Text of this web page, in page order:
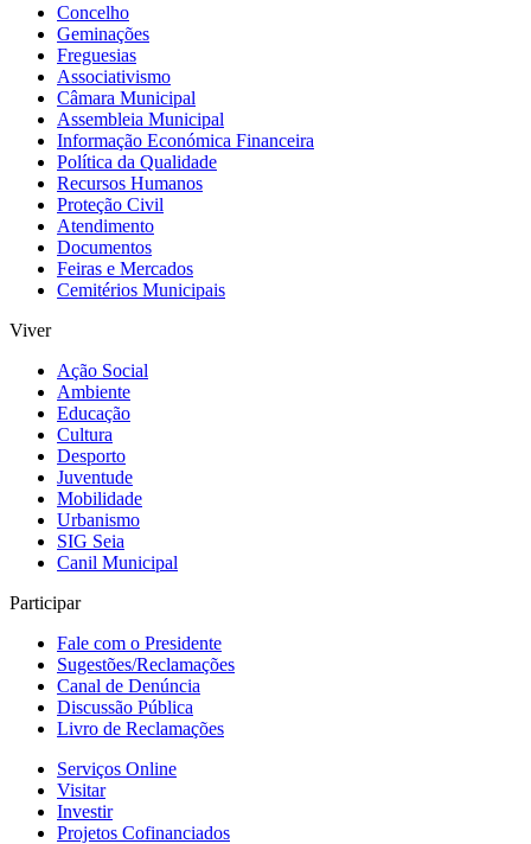
Concelho
Geminações
Freguesias
Associativismo
Câmara Municipal
Assembleia Municipal
Informação Económica Financeira
Política da Qualidade
Recursos Humanos
Proteção Civil
Atendimento
Documentos
Feiras e Mercados
Cemitérios Municipais
Viver
Ação Social
Ambiente
Educação
Cultura
Desporto
Juventude
Mobilidade
Urbanismo
SIG Seia
Canil Municipal
Participar
Fale com o Presidente
Sugestões/Reclamações
Canal de Denúncia
Discussão Pública
Livro de Reclamações
Serviços Online
Visitar
Investir
Projetos Cofinanciados